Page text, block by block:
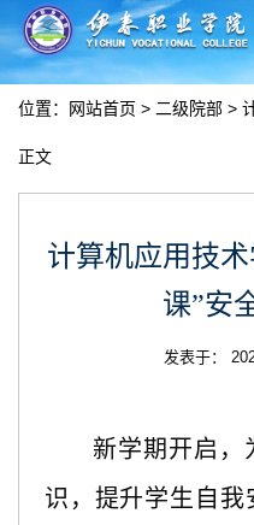
位置： 网站首页 > 二级院部 >
正文
计算机应用技
课”安
发表于：
新学期开启，
识，提升学生自